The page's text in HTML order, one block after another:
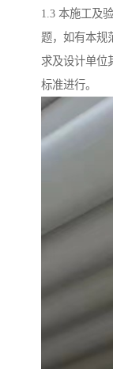
1.3 本施工及
题，如有本规
求及设计单位
标准进行。